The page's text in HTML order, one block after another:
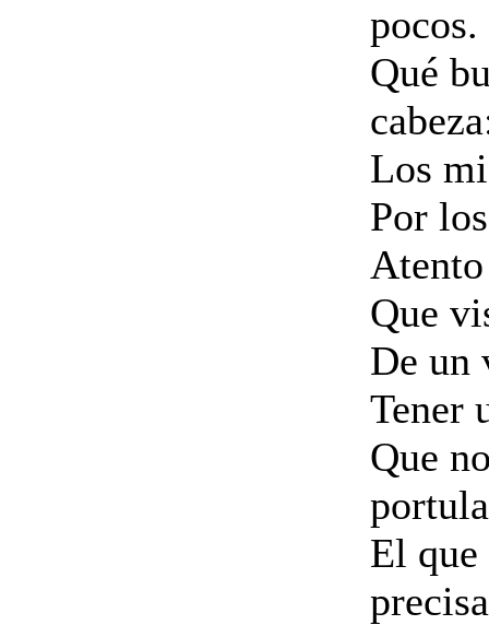
pocos.
Qué
Los
Por
Que
De un
Tener
Que
El que